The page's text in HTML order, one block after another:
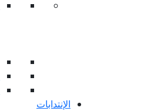
الإنتدابات